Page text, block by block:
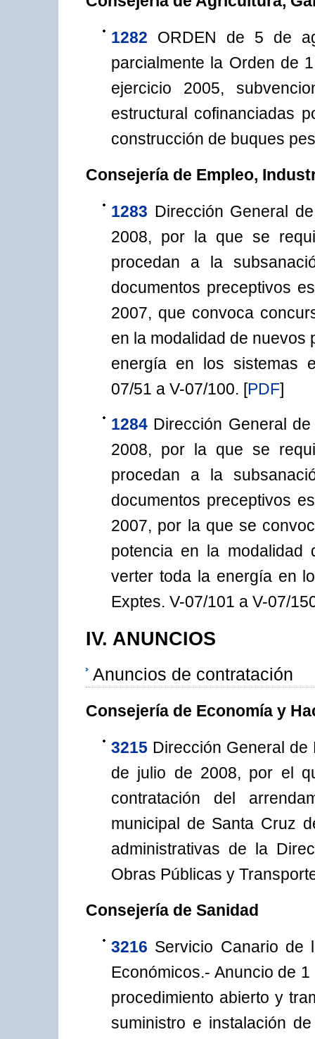
1282
ORDEN de 5 de
parcialmente la Orden de
ejercicio 2005,
estructural cofinanciadas
construcción de buques
Consejería de Empleo,
1283 Dirección General
2008, por la que se
procedan a la
documentos preceptivos
2007, que convoca
en la modalidad de nuevos
energía en los sistemas
07/51 a V-07/100. [PDF]
1284 Dirección General
2008, por la que se
procedan a la
documentos preceptivos
2007, por la que se
potencia en la modalidad
verter toda la energía en
Exptes. V-07/101 a V-07/
IV. ANUNCIOS
Anuncios de contratación
Consejería de Economía y
3215 Dirección General de
de julio de 2008, por el
contratación del
municipal de Santa Cruz
administrativas de la
Obras Públicas y
Consejería de Sanidad
3216 Servicio Canario de
Económicos.- Anuncio de
procedimiento abierto y
suministro e instalación